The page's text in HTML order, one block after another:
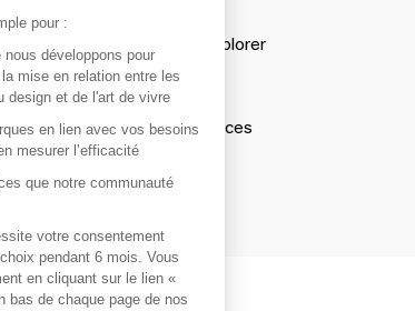
milliers de fournisseurs à explorer
de produits tendances
pour :
développons pour
mise en relation entre les
design et de l'art de vivre
en lien avec vos besoins
mesurer l’efficacité
que notre communauté
votre consentement
pendant 6 mois. Vous
en cliquant sur le lien «
bas de chaque page de nos